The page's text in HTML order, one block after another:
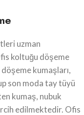
uzman
koltuğu döşeme
kumaşları,
son moda tay tüyü
kumaş, nubuk
edilmektedir. Ofis